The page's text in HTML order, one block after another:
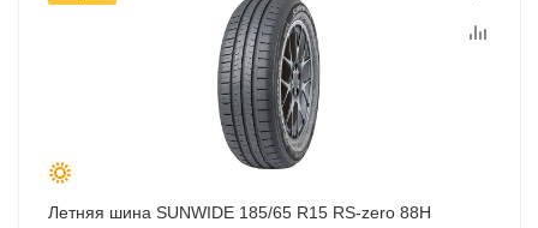
Летняя шина SUNWIDE 185/65 R15 RS-zero 88H